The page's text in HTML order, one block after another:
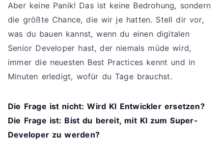
Aber keine Panik! Das ist keine Bedrohung, sondern
die größte Chance, die wir je hatten. Stell dir vor,
was du bauen kannst, wenn du einen digitalen
Senior Developer hast, der niemals müde wird,
immer die neuesten Best Practices kennt und in
Minuten erledigt, wofür du Tage brauchst.
Die Frage ist nicht: Wird KI Entwickler ersetzen?
Die Frage ist: Bist du bereit, mit KI zum Super-
Developer zu werden?